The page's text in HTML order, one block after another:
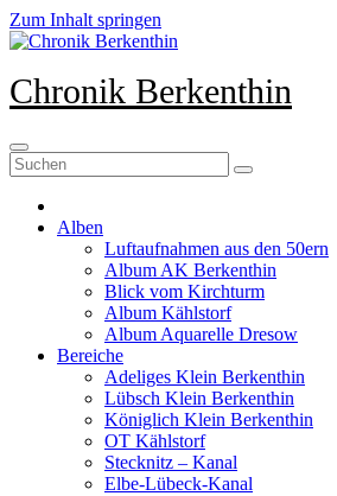
Zum Inhalt springen
Chronik Berkenthin
Alben
Luftaufnahmen aus den 50ern
Album AK Berkenthin
Blick vom Kirchturm
Album Kählstorf
Album Aquarelle Dresow
Bereiche
Adeliges Klein Berkenthin
Lübsch Klein Berkenthin
Königlich Klein Berkenthin
OT Kählstorf
Stecknitz – Kanal
Elbe-Lübeck-Kanal